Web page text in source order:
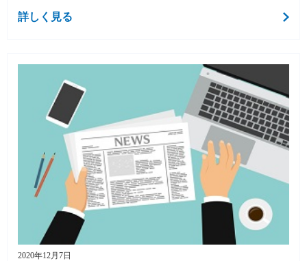
詳しく見る
2020年12月7日